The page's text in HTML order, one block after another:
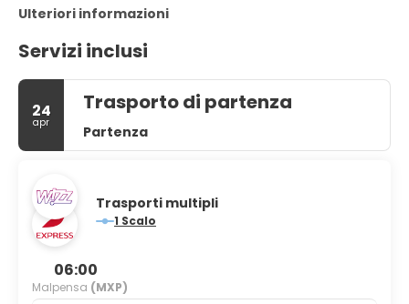
Ulteriori informazioni
Servizi inclusi
24
apr
Trasporto di partenza
Partenza
Trasporti multipli
1 Scalo
06:00
Malpensa (MXP)